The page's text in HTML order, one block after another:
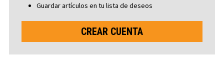
Guardar artículos en tu lista de deseos
CREAR CUENTA